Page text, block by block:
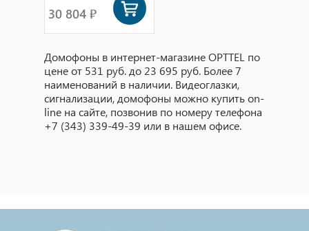
30 804 ₽
Домофоны в интернет-магазине OPTTEL по
цене от 531 руб. до 23 695 руб. Более 7
наименований в наличии. Видеоглазки,
сигнализации, домофоны можно купить on-
line на сайте, позвонив по номеру телефона
+7 (343) 339-49-39 или в нашем офисе.